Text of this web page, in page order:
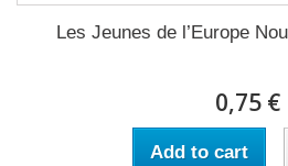
Les Jeunes de l’Europe
0,75 €
Add to cart